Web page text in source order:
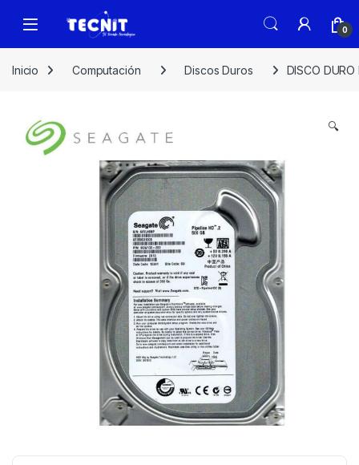
0
Inicio Computación Discos Duros DISCO DURO
🔍